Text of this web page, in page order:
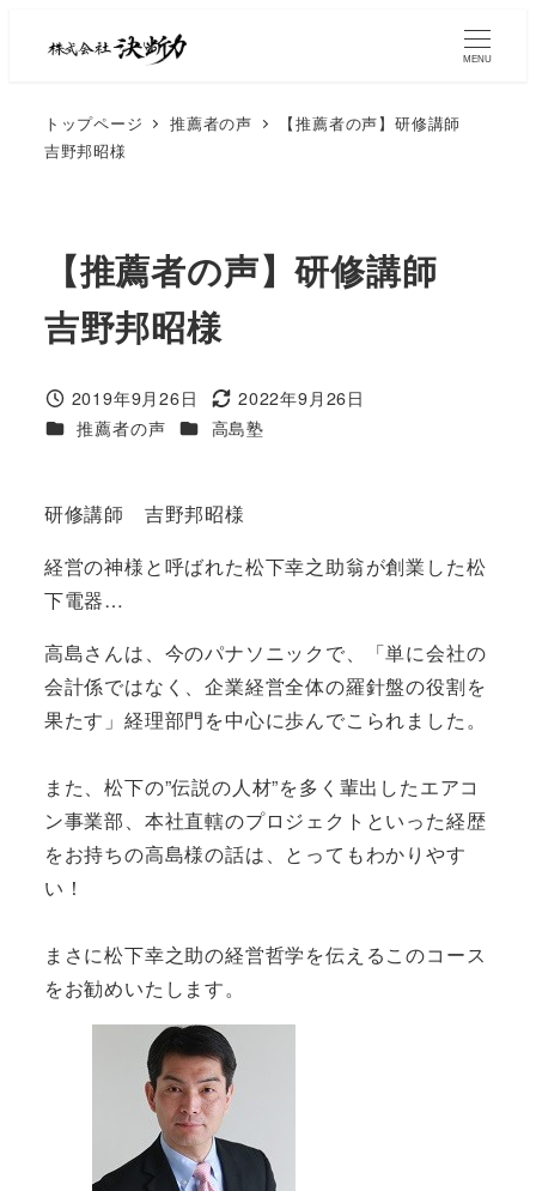
MENU
トップページ 推薦者の声
【推薦者の声】研修講師
吉野邦昭様
【推薦者の声】研修講師
吉野邦昭様
2019年9月26日
2022年9月26日
推薦者の声
高島塾
研修講師 吉野邦昭様
経営の神様と呼ばれた松下幸之助翁が創業した松
下電器…
高島さんは、今のパナソニックで、「単に会社の
会計係ではなく、企業経営全体の羅針盤の役割を
果たす」経理部門を中心に歩んでこられました。
また、松下の”伝説の人材”を多く輩出したエアコ
ン事業部、本社直轄のプロジェクトといった経歴
をお持ちの高島様の話は、とってもわかりやす
い！
まさに松下幸之助の経営哲学を伝えるこのコース
をお勧めいたします。